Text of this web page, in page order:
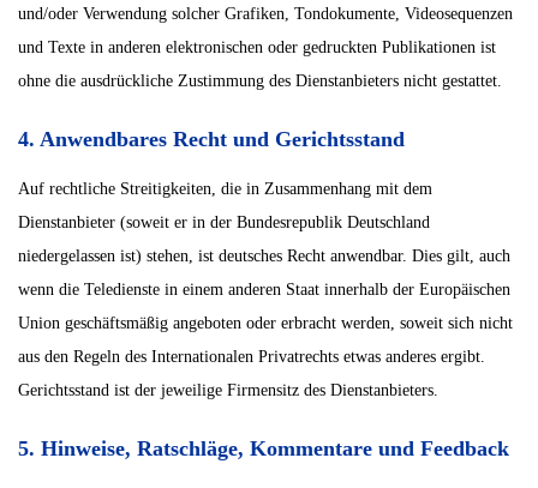
und/oder Verwendung solcher Grafiken, Tondokumente, Videosequenzen
und Texte in anderen elektronischen oder gedruckten Publikationen ist
ohne die ausdrückliche Zustimmung des Dienstanbieters nicht gestattet.
4. Anwendbares Recht und Gerichtsstand
Auf rechtliche Streitigkeiten, die in Zusammenhang mit dem
Dienstanbieter (soweit er in der Bundesrepublik Deutschland
niedergelassen ist) stehen, ist deutsches Recht anwendbar. Dies gilt, auch
wenn die Teledienste in einem anderen Staat innerhalb der Europäischen
Union geschäftsmäßig angeboten oder erbracht werden, soweit sich nicht
aus den Regeln des Internationalen Privatrechts etwas anderes ergibt.
Gerichtsstand ist der jeweilige Firmensitz des Dienstanbieters.
5. Hinweise, Ratschläge, Kommentare und Feedback